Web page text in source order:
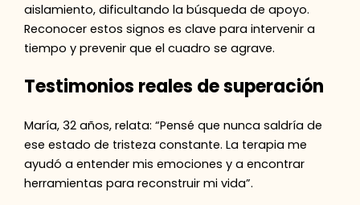
aislamiento, dificultando la búsqueda de apoyo.
Reconocer estos signos es clave para intervenir a
tiempo y prevenir que el cuadro se agrave.
Testimonios reales de superación
María, 32 años, relata: “Pensé que nunca saldría de
ese estado de tristeza constante. La terapia me
ayudó a entender mis emociones y a encontrar
herramientas para reconstruir mi vida”.